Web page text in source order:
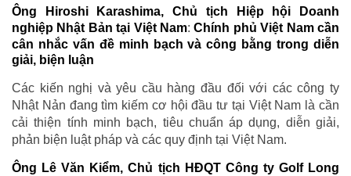
Ông Hiroshi Karashima, Chủ tịch Hiệp hội Doanh
nghiệp Nhật Bản tại Việt Nam:Chính phủ Việt Nam cần
cân nhắc vấn đề minh bạch và công bằng trong diễn
giải, biện luận
Các kiến nghị và yêu cầu hàng đầu đối với các công ty
Nhật Nản đang tìm kiếm cơ hội đầu tư tại Việt Nam là cần
cải thiện tính minh bạch, tiêu chuẩn áp dụng, diễn giải,
phản biện luật pháp và các quy định tại Việt Nam.
Ông Lê Văn Kiểm, Chủ tịch HĐQT Công ty Golf Long